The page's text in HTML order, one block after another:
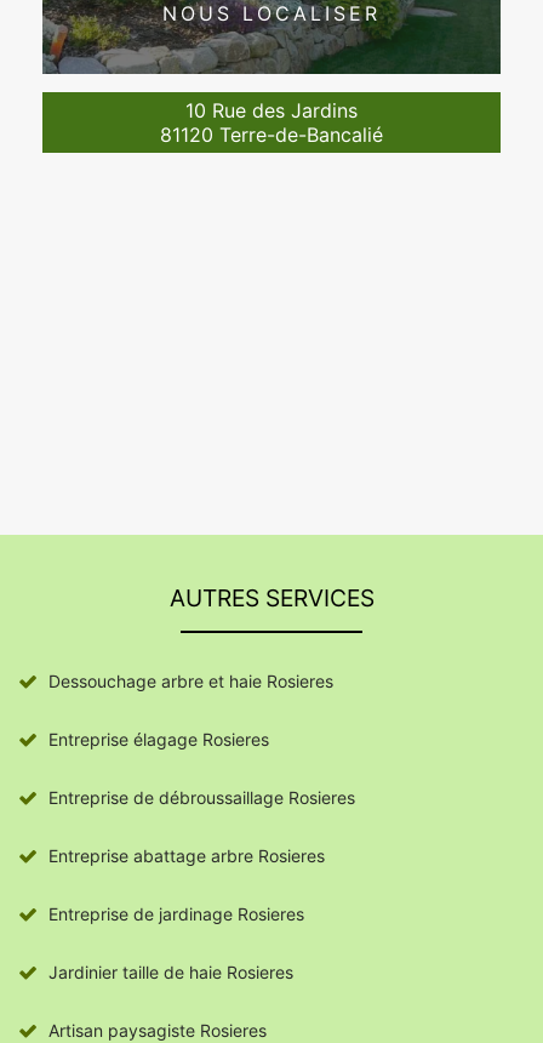
NOUS LOCALISER
10 Rue des Jardins
81120 Terre-de-Bancalié
AUTRES SERVICES
Dessouchage arbre et haie Rosieres
Entreprise élagage Rosieres
Entreprise de débroussaillage Rosieres
Entreprise abattage arbre Rosieres
Entreprise de jardinage Rosieres
Jardinier taille de haie Rosieres
Artisan paysagiste Rosieres